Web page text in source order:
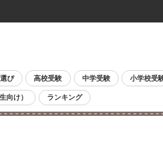
び 高校受験 中学受験 小学校受
向け） ランキング